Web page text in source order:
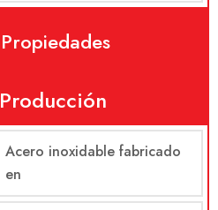
Propiedades
Producción
Acero inoxidable fabricado
en